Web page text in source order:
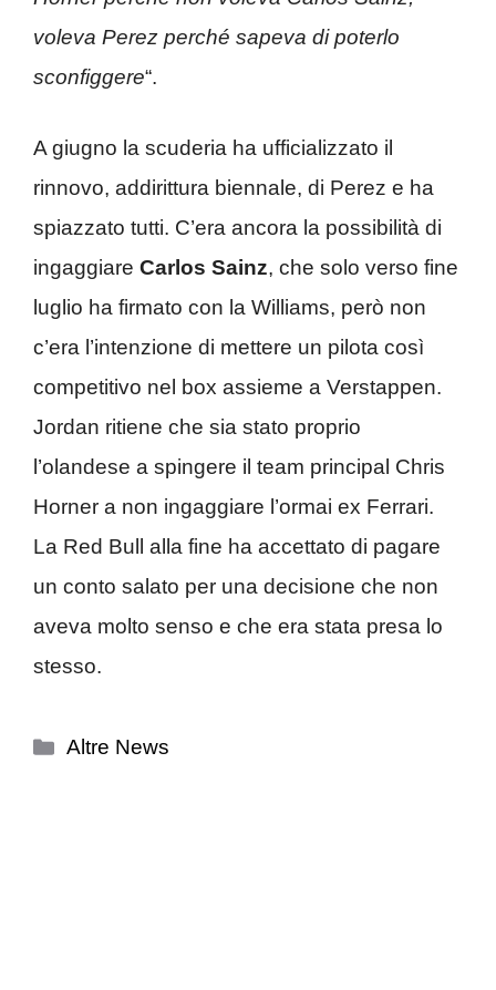
voleva Perez perché sapeva di poterlo
sconfiggere“.
A giugno la scuderia ha ufficializzato il
rinnovo, addirittura biennale, di Perez e ha
spiazzato tutti. C’era ancora la possibilità di
ingaggiare Carlos Sainz, che solo verso fine
luglio ha firmato con la Williams, però non
c’era l’intenzione di mettere un pilota così
competitivo nel box assieme a Verstappen.
Jordan ritiene che sia stato proprio
l’olandese a spingere il team principal Chris
Horner a non ingaggiare l’ormai ex Ferrari.
La Red Bull alla fine ha accettato di pagare
un conto salato per una decisione che non
aveva molto senso e che era stata presa lo
stesso.
Categorie
Altre News